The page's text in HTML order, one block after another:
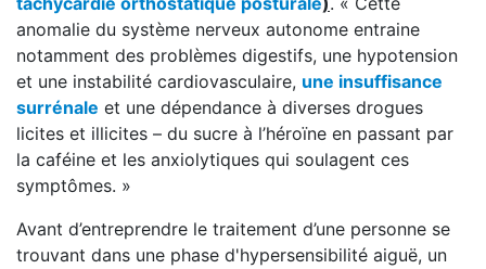
anomalie du système nerveux autonome entraine
notamment des problèmes digestifs, une hypotension
et une instabilité cardiovasculaire, une insuffisance
surrénale et une dépendance à diverses drogues
licites et illicites – du sucre à l’héroïne en passant par
la caféine et les anxiolytiques qui soulagent ces
symptômes. »
Avant d’entreprendre le traitement d’une personne se
trouvant dans une phase d'hypersensibilité aiguë, un